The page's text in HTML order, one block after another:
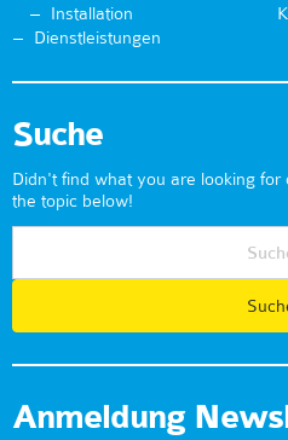
Installation
Dienstleistungen
Suche
Didn't find what you are looking
the topic below!
Anmeldung